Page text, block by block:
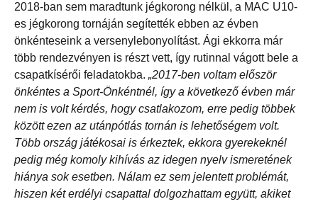
2018-ban sem maradtunk jégkorong nélkül, a MAC U10-
es jégkorong tornáján segítették ebben az évben
önkénteseink a versenylebonyolítást. Ági ekkorra már
több rendezvényen is részt vett, így rutinnal vágott bele a
csapatkísérői feladatokba. „2017-ben voltam először
önkéntes a Sport-Önkéntnél, így a következő évben már
nem is volt kérdés, hogy csatlakozom, erre pedig többek
között ezen az utánpótlás tornán is lehetőségem volt.
Több ország játékosai is érkeztek, ekkora gyerekeknél
pedig még komoly kihívás az idegen nyelv ismeretének
hiánya sok esetben. Nálam ez sem jelentett problémát,
hiszen két erdélyi csapattal dolgozhattam együtt, akiket